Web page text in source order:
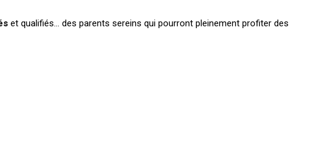
et qualifiés… des parents sereins qui pourront pleinement profiter des